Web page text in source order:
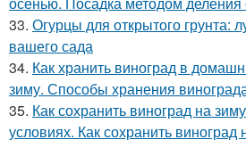
33. Огурцы для открытого грунта:
вашего сада
34. Как хранить виноград в
зиму. Способы хранения
35. Как сохранить виноград на
условиях. Как сохранить